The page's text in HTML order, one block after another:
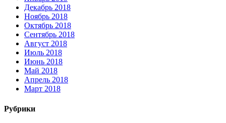
Декабрь 2018
Ноябрь 2018
Октябрь 2018
Сентябрь 2018
Август 2018
Июль 2018
Июнь 2018
Май 2018
Апрель 2018
Март 2018
Рубрики